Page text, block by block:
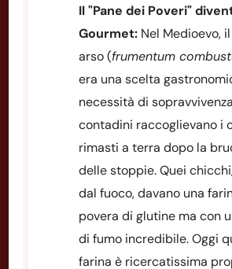
Il "Pane dei Poveri"
Gourmet: Nel Medioevo,
arso (frumentum
era una scelta
necessità di
contadini raccoglievano i
rimasti a terra dopo la
delle stoppie. Quei
dal fuoco, davano una
povera di glutine ma con
di fumo incredibile. Oggi
farina è ricercatissima